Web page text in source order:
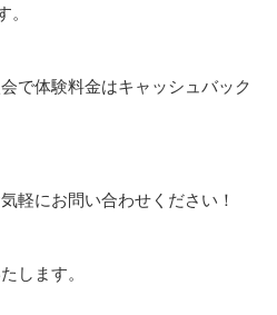
で体験料金はキャッシュバック
軽にお問い合わせください！
します。